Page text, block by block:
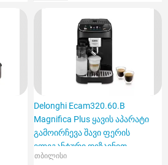
Delonghi Ecam320.60.B
Magnifica Plus ყავის აპარატი
გამოირჩევა შავი ფერის
ელეგანტური დიზაინით
თბილისი